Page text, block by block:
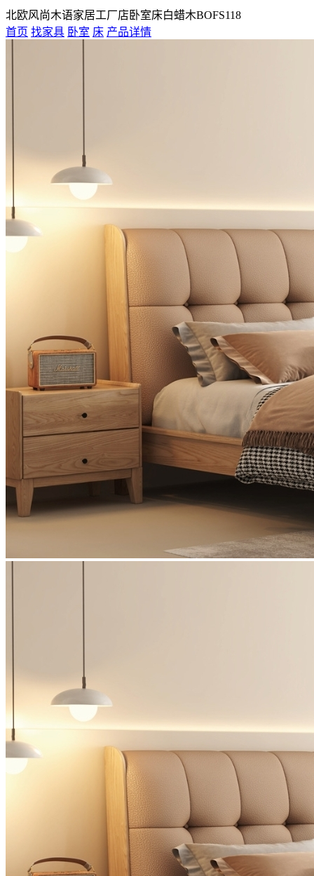
北欧风尚木语家居工厂店卧室床白蜡木BOFS118
首页 找家具 卧室 床 产品详情